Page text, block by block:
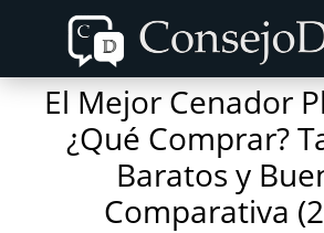
content
primary
sidebar
El Mejor Cenador
¿Qué Comprar?
Baratos y
Comparativa